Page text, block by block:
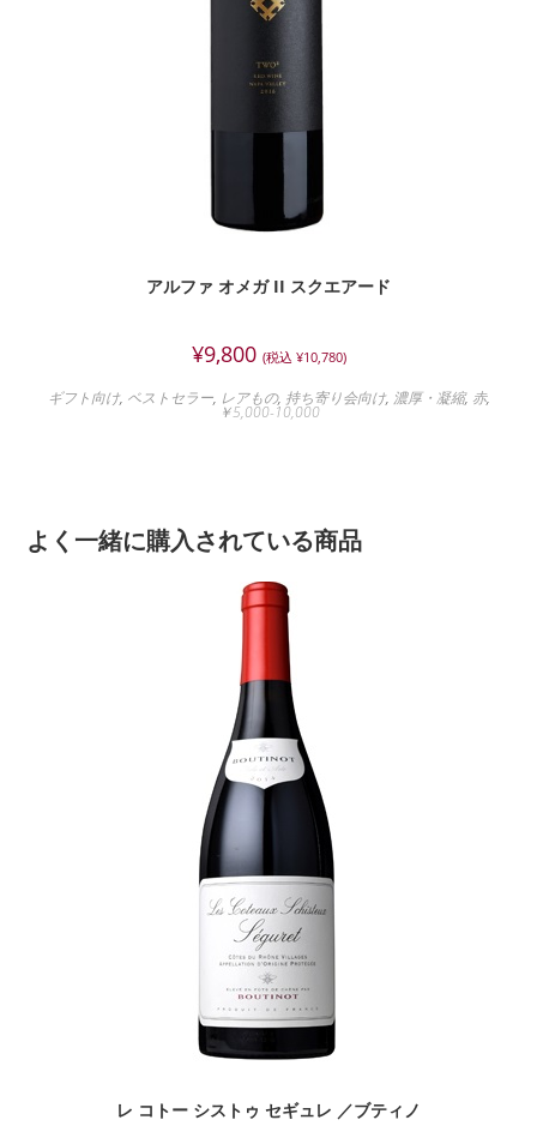
アルファ オメガ II スクエアード
¥9,800 (税込 ¥10,780)
ギフト向け, ベストセラー, レアもの, 持ち寄り会向け, 濃厚・凝縮, 赤,
￥5,000-10,000
よく一緒に購入されている商品
レ コトー シストゥ セギュレ ／ブティノ